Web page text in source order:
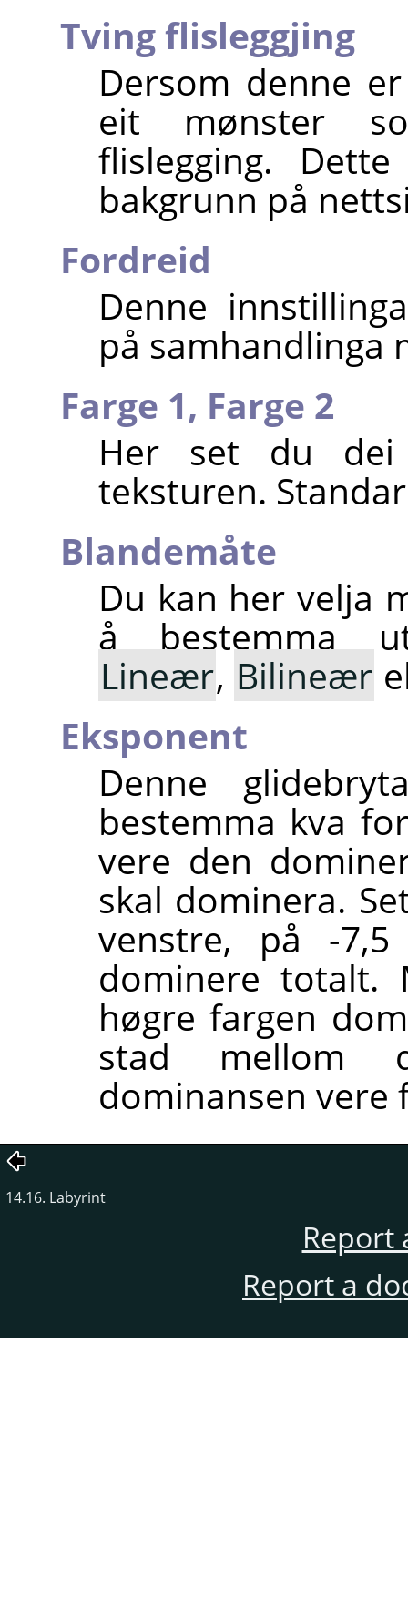
Tving flisleggjing
Dersom denne
eit mønster
flislegging.
bakgrunn på
Fordreid
Denne
på samhandlinga
Farge 1, Farge 2
Her set du dei
teksturen.
Blandemåte
Du kan her velja
å bestemma
Lineær, Bilineær
Eksponent
Denne
bestemma kva
vere den
skal dominera.
venstre, på -
dominere totalt.
høgre fargen
stad mellom
dominansen vere
14.16. Labyrint
Report
Report a